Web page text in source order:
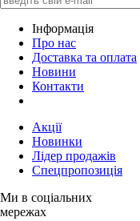
Iнформація
Про нас
Доставка та оплата
Новини
Контакти
Акції
Новинки
Лідер продажів
Спецпропозиція
Ми в соціальних
мережах